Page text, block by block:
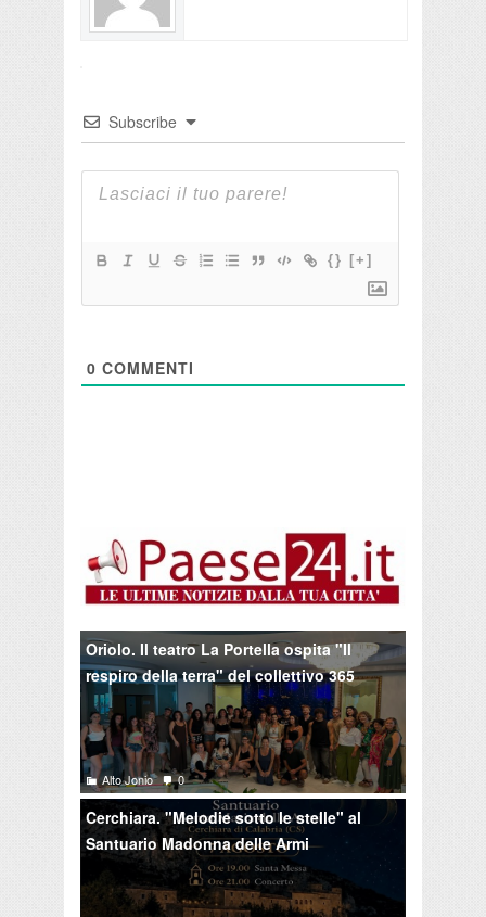
Subscribe
{} [+]
0 COMMENTI
Oriolo. Il teatro La Portella ospita "Il
respiro della terra" del collettivo 365
Alto Jonio 0
Cerchiara. "Melodie sotto le stelle" al
Santuario Madonna delle Armi